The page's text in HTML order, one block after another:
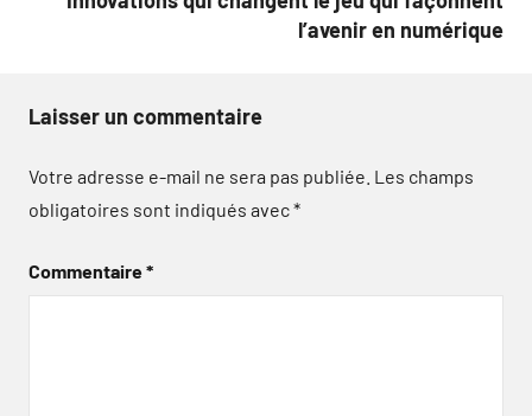
l’avenir en numérique
Laisser un commentaire
Votre adresse e-mail ne sera pas publiée. Les champs
obligatoires sont indiqués avec*
Commentaire*